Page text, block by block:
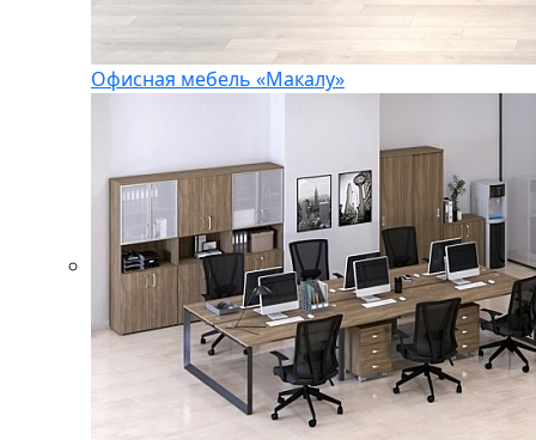
Офисная мебель «Макалу»